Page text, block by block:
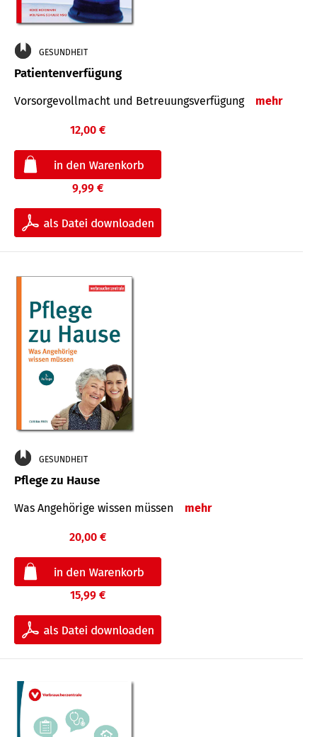
GESUNDHEIT
Patientenverfügung
Vorsorgevollmacht und Betreuungsverfügung mehr
12,00 €
9,99 €
GESUNDHEIT
Pflege zu Hause
Was Angehörige wissen müssen mehr
20,00 €
15,99 €